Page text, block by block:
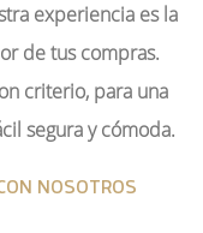
experiencia es la
de tus compras.
criterio, para una
segura y cómoda.
NOSOTROS